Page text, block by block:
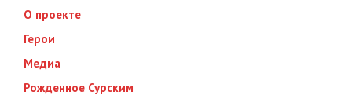
О проекте
Герои
Медиа
Рожденное Сурским